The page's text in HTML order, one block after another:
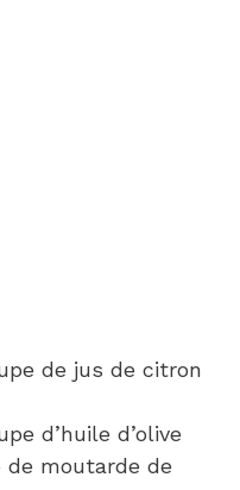
de jus de citron
d’huile d’olive
de moutarde de